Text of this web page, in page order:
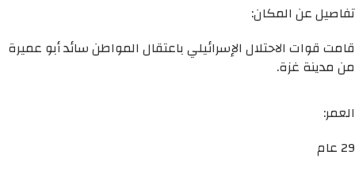
تفاصيل عن المكان:
قامت قوات الاحتلال الإسرائيلي باعتقال المواطن سائد أبو عميرة
من مدينة غزة.
العمر:
29 عام